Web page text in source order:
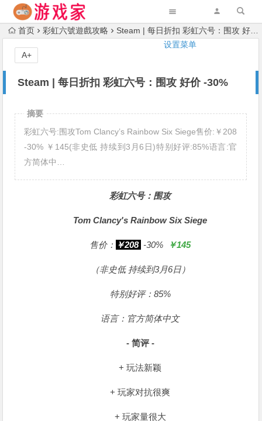
设置菜单
首页 彩虹六號遊戲攻略 Steam | 每日折扣 彩虹六号：围攻 好价 -30%
Steam | 每日折扣 彩虹六号：围攻 好价 -30%
A+
摘要
彩虹六号:围攻Tom Clancy’s Rainbow Six Siege售价:￥208
-30% ￥145(非史低 持续到3月6日)特别好评:85%语言:官
方简体中…
彩虹六号：围攻
Tom Clancy's Rainbow Six Siege
售价： ￥208 -30% ￥145
（非史低 持续到3月6日）
特别好评：85%
语言：官方简体中文
- 简评 -
+ 玩法新颖
+ 玩家对抗很爽
+ 玩家量很大